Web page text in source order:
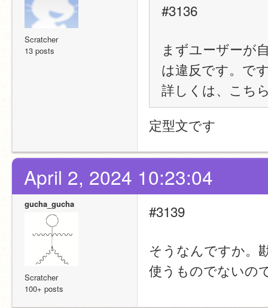
Scratcher
13 posts
#3136
まずユーザーが
は違反です。で
詳しくは、こち
定型文です
April 2, 2024 10:23:04
gucha_gucha
Scratcher
100+ posts
#3139
そうなんですか。
使うものでないの